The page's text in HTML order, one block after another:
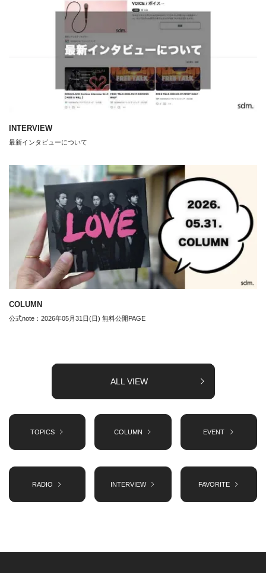
INTERVIEW
最新インタビューについて
COLUMN
公式note：2026年05月31日(日) 無料公開PAGE
ALL VIEW
TOPICS COLUMN EVENT
RADIO INTERVIEW FAVORITE